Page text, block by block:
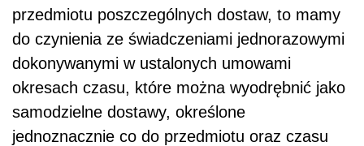
przedmiotu poszczególnych dostaw, to mamy
do czynienia ze świadczeniami jednorazowymi
dokonywanymi w ustalonych umowami
okresach czasu, które można wyodrębnić jako
samodzielne dostawy, określone
jednoznacznie co do przedmiotu oraz czasu